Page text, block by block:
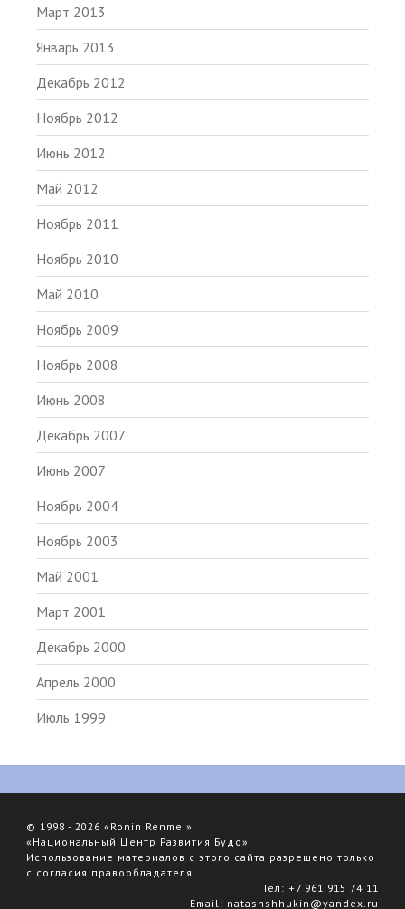
Март 2013
Январь 2013
Декабрь 2012
Ноябрь 2012
Июнь 2012
Май 2012
Ноябрь 2011
Ноябрь 2010
Май 2010
Ноябрь 2009
Ноябрь 2008
Июнь 2008
Декабрь 2007
Июнь 2007
Ноябрь 2004
Ноябрь 2003
Май 2001
Март 2001
Декабрь 2000
Апрель 2000
Июль 1999
© 1998 - 2026 «Ronin Renmei»
«Национальный Центр Развития Будо»
Использование материалов с этого сайта разрешено только
с согласия правообладателя.
Тел: +7 961 915 74 11
Email: natashshhukin@yandex.ru